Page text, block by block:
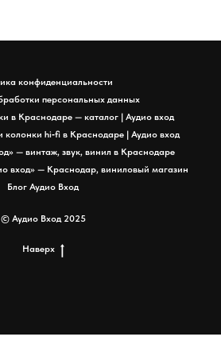
конфиденциальности
персональных данных
в Краснодаре — каталог | Аудио вход
колонки hi‑fi в Краснодаре | Аудио вход
— винтаж, звук, винил в Краснодаре
вход» — Краснодар, виниловый магазин
Блог Аудио Вход
© Аудио Вход 2025
Наверх